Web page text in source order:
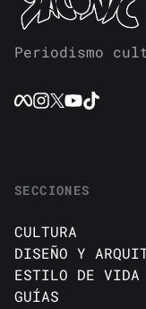
Periodismo
SECCIONES
CULTURA
DISEÑO Y
ESTILO DE VIDA
GUÍAS